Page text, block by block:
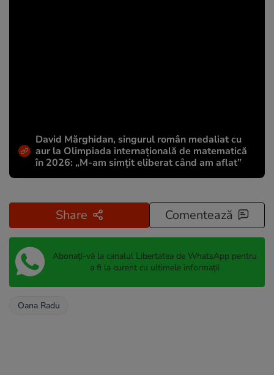
David Mărghidan, singurul român medaliat cu
aur la Olimpiada internațională de matematică
în 2026: „M-am simțit eliberat când am aflat”
Share Comentează
Abonați-vă la canalul Libertatea de WhatsApp pentru
a fi la curent cu ultimele informații
Oana Radu